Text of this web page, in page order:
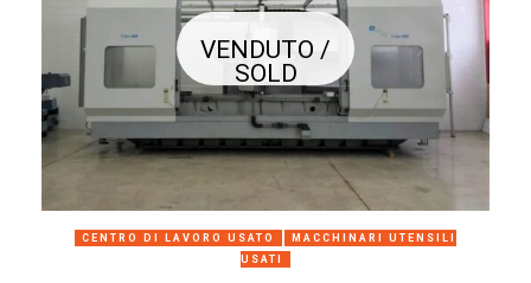
VENDUTO /
SOLD
CENTRO DI LAVORO USATO
MACCHINARI UTENSILI
USATI